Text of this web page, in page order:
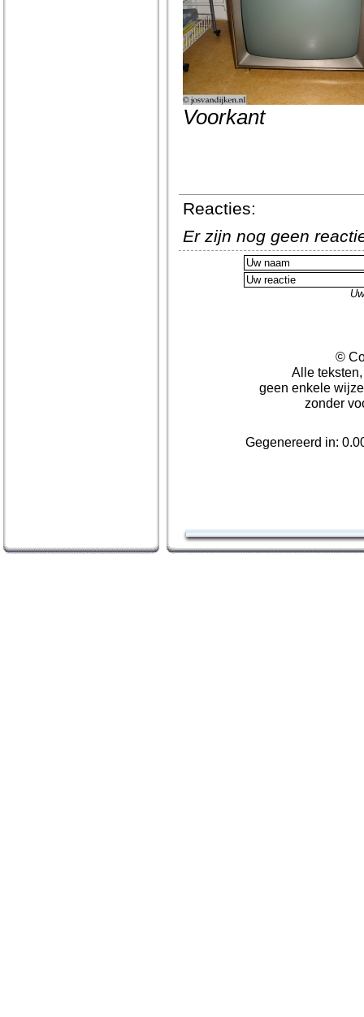
Voorkant
Reacties:
Er zijn nog geen
©
Alle
geen enkele
zonder
Gegenereerd in: